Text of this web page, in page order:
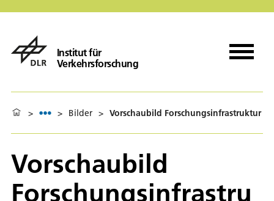
Institut für
Verkehrsforschung
> > Bilder > Vorschaubild Forschungsinfrastruktur
Vorschaubild
Forschungsinfrastru